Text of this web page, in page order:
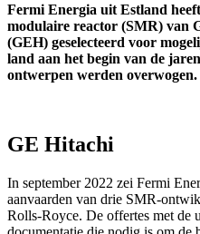
Fermi Energia uit Estland
modulaire reactor (SMR) van
(GEH) geselecteerd voor
land aan het begin van de
ontwerpen werden overwogen.
GE Hitachi
In september 2022 zei Fermi
aanvaarden van drie SMR-
Rolls-Royce. De offertes met de